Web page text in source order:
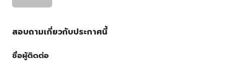
สอบถามเกี่ยวกับประกาศนี้
ชื่อผู้ติดต่อ